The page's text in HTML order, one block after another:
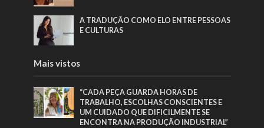
A TRADUÇÃO COMO ELO ENTRE PESSOAS
E CULTURAS
Mais vistos
“CADA PEÇA GUARDA HORAS DE
TRABALHO, ESCOLHAS CONSCIENTES E
UM CUIDADO QUE DIFICILMENTE SE
ENCONTRA NA PRODUÇÃO INDUSTRIAL”